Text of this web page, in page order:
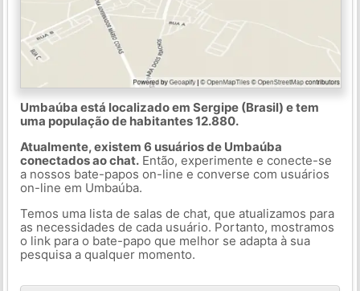
Umbaúba está localizado em Sergipe (Brasil) e tem
uma população de habitantes 12.880.
Atualmente, existem 6 usuários de Umbaúba
conectados ao chat.Então, experimente e conecte-se
a nossos bate-papos on-line e converse com usuários
on-line em Umbaúba.
Temos uma lista de salas de chat, que atualizamos para
as necessidades de cada usuário. Portanto, mostramos
o link para o bate-papo que melhor se adapta à sua
pesquisa a qualquer momento.